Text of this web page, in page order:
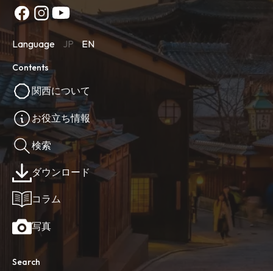
Language JP EN
Contents
関西について
お役立ち情報
検索
ダウンロード
コラム
写真
Search